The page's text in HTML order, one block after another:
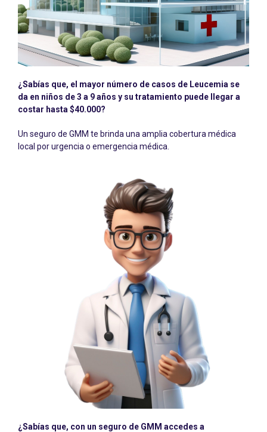
¿Sabías que, el mayor número de casos de Leucemia se
da en niños de 3 a 9 años y su tratamiento puede llegar a
costar hasta $40.000?
Un seguro de GMM te brinda una amplia cobertura médica
local por urgencia o emergencia médica.
¿Sabías que, con un seguro de GMM accedes a